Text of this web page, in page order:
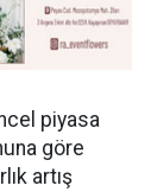
piyasa
göre
artış